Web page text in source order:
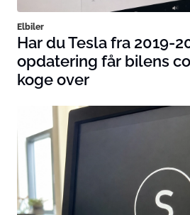
Elbiler
Har du Tesla fra 2019-
opdatering får bilens
koge over